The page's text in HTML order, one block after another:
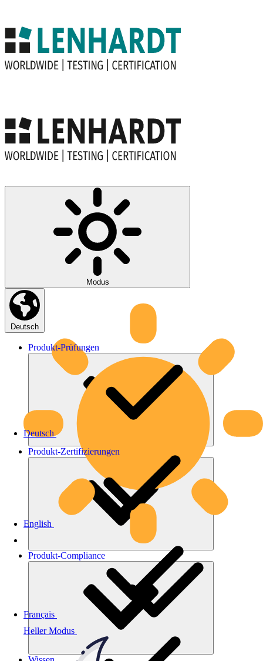
Modus
Heller Modus
Deutsch
Deutsch
English
Français
Produkt-Prüfungen
Produkt-Zertifizierungen
Produkt-Compliance